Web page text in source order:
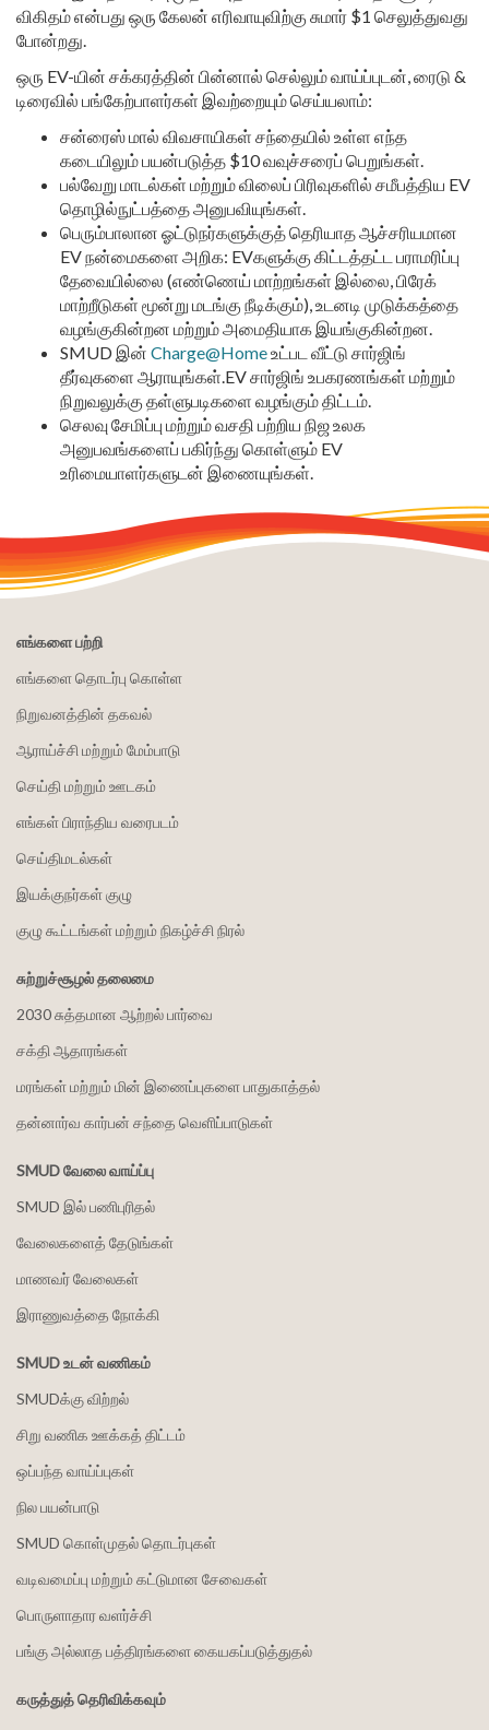
விகிதம் என்பது ஒரு கேலன் எரிவாயுவிற்கு சுமார் $1 செலுத்துவது
போன்றது.
ஒரு EV-யின் சக்கரத்தின் பின்னால் செல்லும் வாய்ப்புடன், ரைடு &
டிரைவில் பங்கேற்பாளர்கள் இவற்றையும் செய்யலாம்:
சன்ரைஸ் மால் விவசாயிகள் சந்தையில் உள்ள எந்த
கடையிலும் பயன்படுத்த $10 வவுச்சரைப் பெறுங்கள்.
பல்வேறு மாடல்கள் மற்றும் விலைப் பிரிவுகளில் சமீபத்திய EV
தொழில்நுட்பத்தை அனுபவியுங்கள்.
பெரும்பாலான ஓட்டுநர்களுக்குத் தெரியாத ஆச்சரியமான
EV நன்மைகளை அறிக: EVகளுக்கு கிட்டத்தட்ட பராமரிப்பு
தேவையில்லை (எண்ணெய் மாற்றங்கள் இல்லை, பிரேக்
மாற்றீடுகள் மூன்று மடங்கு நீடிக்கும்), உடனடி முடுக்கத்தை
வழங்குகின்றன மற்றும் அமைதியாக இயங்குகின்றன.
SMUD இன் Charge@Homeஉட்பட வீட்டு சார்ஜிங்
தீர்வுகளை ஆராயுங்கள்.EV சார்ஜிங் உபகரணங்கள் மற்றும்
நிறுவலுக்கு தள்ளுபடிகளை வழங்கும் திட்டம்.
செலவு சேமிப்பு மற்றும் வசதி பற்றிய நிஜ உலக
அனுபவங்களைப் பகிர்ந்து கொள்ளும் EV
உரிமையாளர்களுடன் இணையுங்கள்.
எங்களை பற்றி
எங்களை தொடர்பு கொள்ள
நிறுவனத்தின் தகவல்
ஆராய்ச்சி மற்றும் மேம்பாடு
செய்தி மற்றும் ஊடகம்
எங்கள் பிராந்திய வரைபடம்
செய்திமடல்கள்
இயக்குநர்கள் குழு
குழு கூட்டங்கள் மற்றும் நிகழ்ச்சி நிரல்
சுற்றுச்சூழல் தலைமை
2030 சுத்தமான ஆற்றல் பார்வை
சக்தி ஆதாரங்கள்
மரங்கள் மற்றும் மின் இணைப்புகளை பாதுகாத்தல்
தன்னார்வ கார்பன் சந்தை வெளிப்பாடுகள்
SMUD வேலை வாய்ப்பு
SMUD இல் பணிபுரிதல்
வேலைகளைத் தேடுங்கள்
மாணவர் வேலைகள்
இராணுவத்தை நோக்கி
SMUD உடன் வணிகம்
SMUDக்கு விற்றல்
சிறு வணிக ஊக்கத் திட்டம்
ஒப்பந்த வாய்ப்புகள்
நில பயன்பாடு
SMUD கொள்முதல் தொடர்புகள்
வடிவமைப்பு மற்றும் கட்டுமான சேவைகள்
பொருளாதார வளர்ச்சி
பங்கு அல்லாத பத்திரங்களை கையகப்படுத்துதல்
கருத்துத் தெரிவிக்கவும்